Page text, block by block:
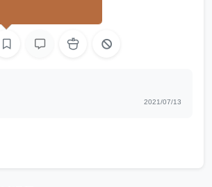
2021/07/13